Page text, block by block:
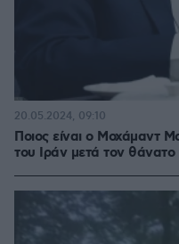
Ποιος είναι ο Μοχάμαντ
του Ιράν μετά τον θάνατο
20.05.2024, 09:10